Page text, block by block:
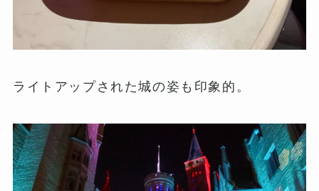
ライトアップされた城の姿も印象的。